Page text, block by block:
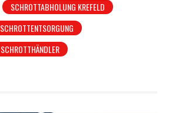
SCHROTTABHOLUNG KREFELD
SCHROTTENTSORGUNG
SCHROTTHÄNDLER